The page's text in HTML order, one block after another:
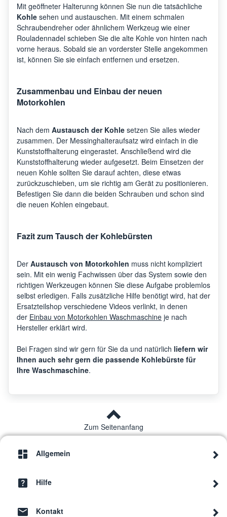
Mit geöffneter Halterunng können Sie nun die tatsächliche
Kohle sehen und austauschen. Mit einem schmalen
Schraubendreher oder ähnlichem Werkzeug wie einer
Rouladennadel schieben Sie die alte Kohle von hinten nach
vorne heraus. Sobald sie an vorderster Stelle angekommen
ist, können Sie sie einfach entfernen und ersetzen.
Zusammenbau und Einbau der neuen
Motorkohlen
Nach dem Austausch der Kohle setzen Sie alles wieder
zusammen. Der Messinghalteraufsatz wird einfach in die
Kunststoffhalterung eingerastet. Anschließend wird die
Kunststoffhalterung wieder aufgesetzt. Beim Einsetzen der
neuen Kohle sollten Sie darauf achten, diese etwas
zurückzuschieben, um sie richtig am Gerät zu positionieren.
Befestigen Sie dann die beiden Schrauben und schon sind
die neuen Kohlen eingebaut.
Fazit zum Tausch der Kohlebürsten
Der Austausch von Motorkohlen muss nicht kompliziert
sein. Mit ein wenig Fachwissen über das System sowie den
richtigen Werkzeugen können Sie diese Aufgabe problemlos
selbst erledigen. Falls zusätzliche Hilfe benötigt wird, hat der
Ersatzteilshop verschiedene Videos verlinkt, in denen
der Einbau von Motorkohlen Waschmaschine je nach
Hersteller erklärt wird.
Bei Fragen sind wir gern für Sie da und natürlich liefern wir
Ihnen auch sehr gern die passende Kohlebürste für
Ihre Waschmaschine.
Zum Seitenanfang
Allgemein
Hilfe
Kontakt